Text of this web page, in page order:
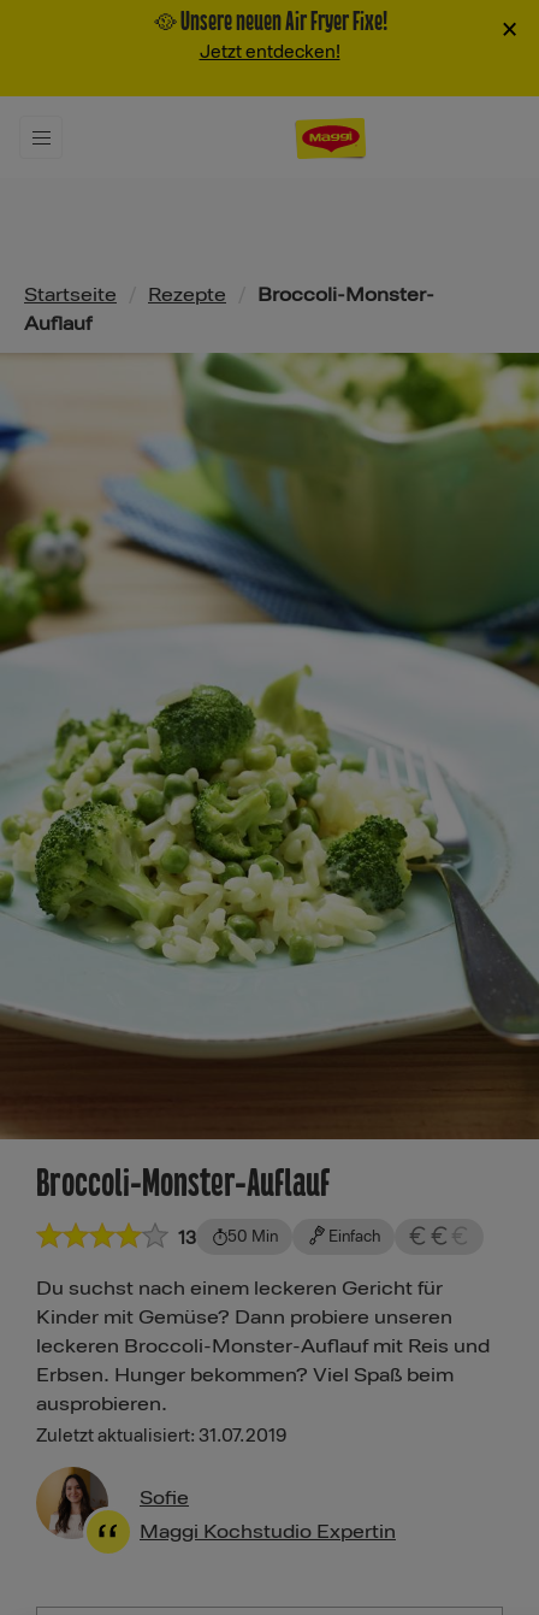
🥘 Unsere neuen Air Fryer Fixe!
Jetzt entdecken!
×
Pfadnavigation
Startseite Rezepte
Broccoli-Monster-
Auflauf
Broccoli-Monster-Auflauf
13 50 Min Einfach
Du suchst nach einem leckeren Gericht für
Kinder mit Gemüse? Dann probiere unseren
leckeren Broccoli-Monster-Auflauf mit Reis und
Erbsen. Hunger bekommen? Viel Spaß beim
ausprobieren.
Zuletzt aktualisiert: 31.07.2019
Sofie
Maggi Kochstudio Expertin